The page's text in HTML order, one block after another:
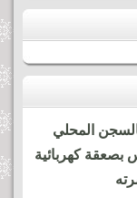
المحلي
بصعقة كهربائية